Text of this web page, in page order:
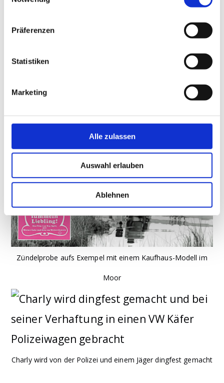
Präferenzen
Statistiken
Marketing
Alle zulassen
Auswahl erlauben
Ablehnen
Polizei dingfest gemacht und in eine
Zelle einer Münchner Polizeiwache
Zündelprobe aufs Exempel mit einem Kaufhaus-Modell im
Moor
Charly wird von der Polizei und einem Jäger dingfest gemacht